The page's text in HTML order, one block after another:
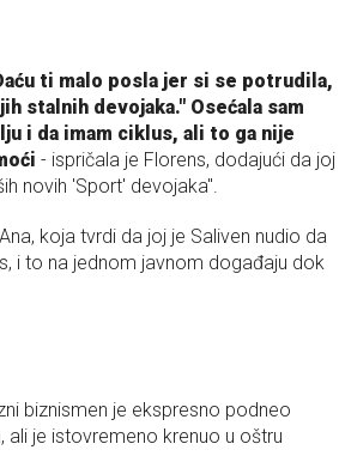
ti malo posla jer si se potrudila,
stalnih devojaka." Osećala sam
i da imam ciklus, ali to ga nije
- ispričala je Florens, dodajući da joj
novih 'Sport' devojaka".
koja tvrdi da joj je Saliven nudio da
i to na jednom javnom događaju dok
biznismen je ekspresno podneo
ali je istovremeno krenuo u oštru